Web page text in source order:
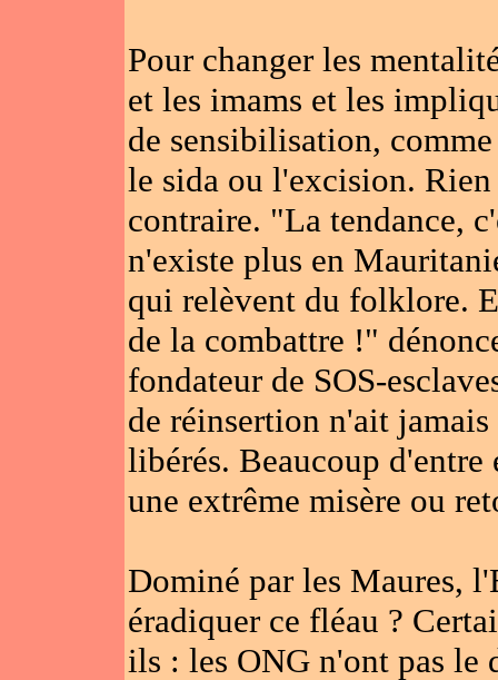
Pour changer les
et les imams et les
de sensibilisation,
le sida ou l'excision. Rien
contraire. "La tendance,
n'existe plus en
qui relèvent du folklore.
de la combattre !"
fondateur de SOS-
de réinsertion n'ait
libérés. Beaucoup
une extrême misère ou
Dominé par les Maures,
éradiquer ce fléau ?
ils : les ONG n'ont pas le